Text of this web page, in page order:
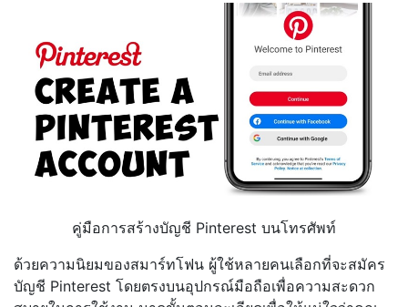
คู่มือการสร้างบัญชี Pinterest บนโทรศัพท์
ด้วยความนิยมของสมาร์ทโฟน ผู้ใช้หลายคนเลือกที่จะสมัคร
บัญชี Pinterest โดยตรงบนอุปกรณ์มือถือเพื่อความสะดวก